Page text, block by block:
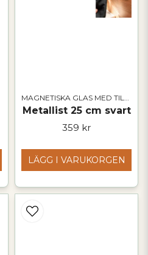
MAGNETISKA GLAS MED TILLBEHÖR
Metallist 25 cm svart
359 kr
LÄGG I VARUKORGEN